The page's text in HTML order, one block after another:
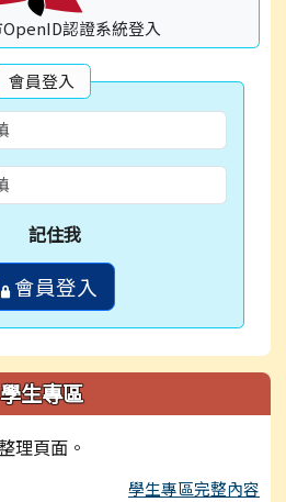
認證系統登入
會員登入
記住我
會員登入
學生專區
理頁面。
學生專區完整內容